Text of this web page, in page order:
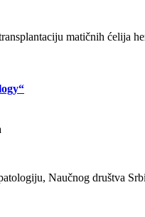
matičnih ćelija
Naučnog društva